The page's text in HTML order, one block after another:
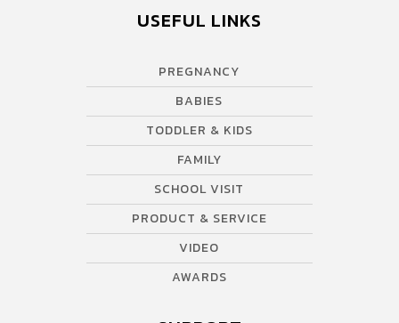
USEFUL LINKS
PREGNANCY
BABIES
TODDLER & KIDS
FAMILY
SCHOOL VISIT
PRODUCT & SERVICE
VIDEO
AWARDS